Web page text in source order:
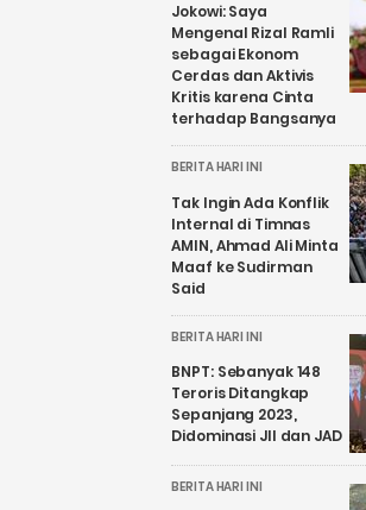
Jokowi: Saya
Mengenal Rizal Ramli
sebagai Ekonom
Cerdas dan Aktivis
Kritis karena Cinta
terhadap Bangsanya
BERITA HARI INI
Tak Ingin Ada Konflik
Internal di Timnas
AMIN, Ahmad Ali Minta
Maaf ke Sudirman
Said
BERITA HARI INI
BNPT: Sebanyak 148
Teroris Ditangkap
Sepanjang 2023,
Didominasi JII dan JAD
BERITA HARI INI